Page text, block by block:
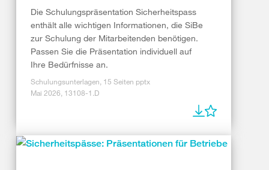
Die Schulungspräsentation Sicherheitspass
enthält alle wichtigen Informationen, die SiBe
zur Schulung der Mitarbeitenden benötigen.
Passen Sie die Präsentation individuell auf
Ihre Bedürfnisse an.
Schulungsunterlagen, 15 Seiten pptx
Mai 2026, 13108-1.D